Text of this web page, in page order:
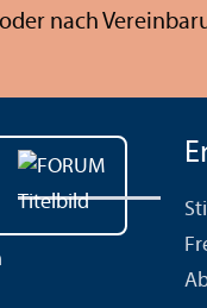
nach